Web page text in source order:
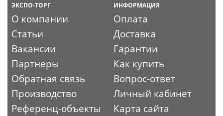
ЭКСПО-ТОРГ
О компании
Статьи
Вакансии
Партнеры
Обратная связь
Производство
Референц-объекты
ИНФОРМАЦИЯ
Оплата
Доставка
Гарантии
Как купить
Вопрос-ответ
Личный кабинет
Карта сайта